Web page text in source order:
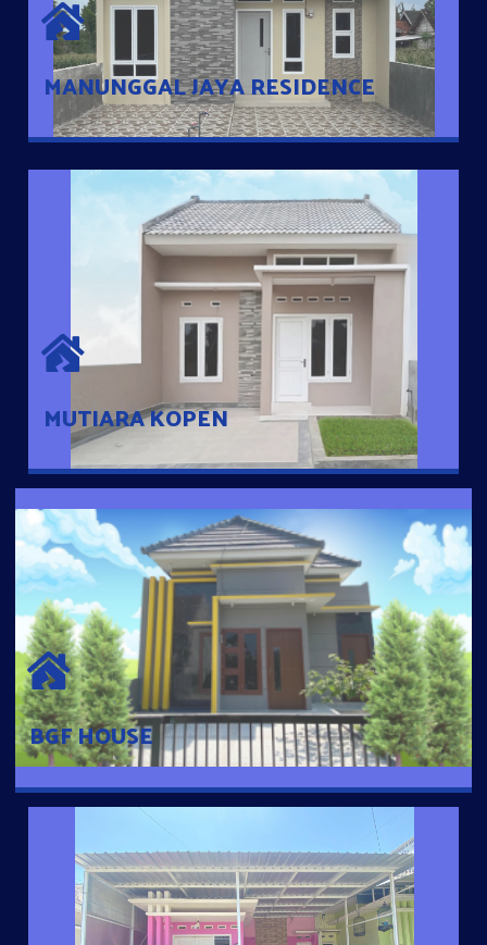
MANUNGGAL JAYA RESIDENCE
mini dan memiliki jarak 200m dari jalan nasional serta dekat
dengan pusat kota
MUTIARA KOPEN
MUTIARA KOPEN
Hunian nyaman dengan suasana pedesaan. 10 menit dari pusat
kota, 2 menit dari Ring Road
BGF HOUSE
BGF HOUSE
Hunian Mewah Pusat Kota dengan fasilitas Free Desain, Dapur,
Parkir Mobil dengan 3 Kamar Tidur dan 2 Kamar Mandi.
GRIYA ASRI BOGORAN